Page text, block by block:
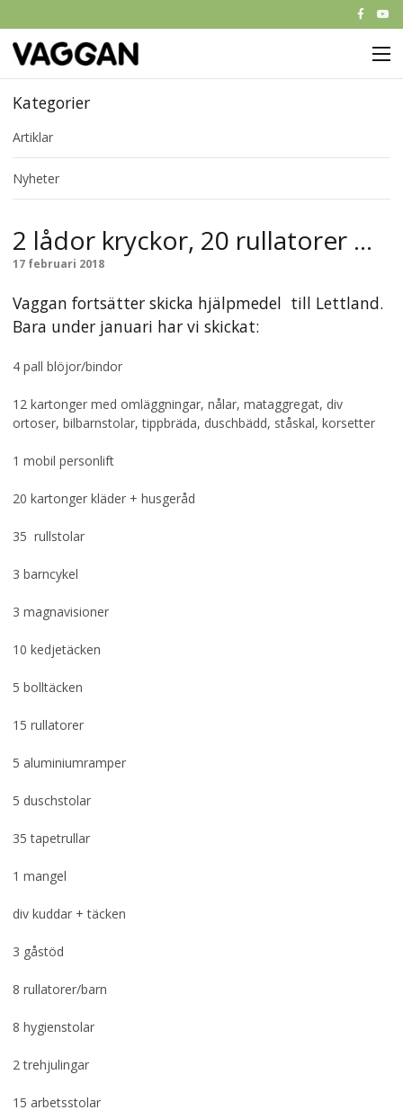
Start
Om Vaggan
Partners
Kontakt
Kategorier
Artiklar
Nyheter
2 lådor kryckor, 20 rullatorer …
17 februari 2018
Vaggan fortsätter skicka hjälpmedel till Lettland.
Bara under januari har vi skickat:
4 pall blöjor/bindor
12 kartonger med omläggningar, nålar, mataggregat, div
ortoser, bilbarnstolar, tippbräda, duschbädd, ståskal, korsetter
1 mobil personlift
20 kartonger kläder + husgeråd
35 rullstolar
3 barncykel
3 magnavisioner
10 kedjetäcken
5 bolltäcken
15 rullatorer
5 aluminiumramper
5 duschstolar
35 tapetrullar
1 mangel
div kuddar + täcken
3 gåstöd
8 rullatorer/barn
8 hygienstolar
2 trehjulingar
15 arbetsstolar